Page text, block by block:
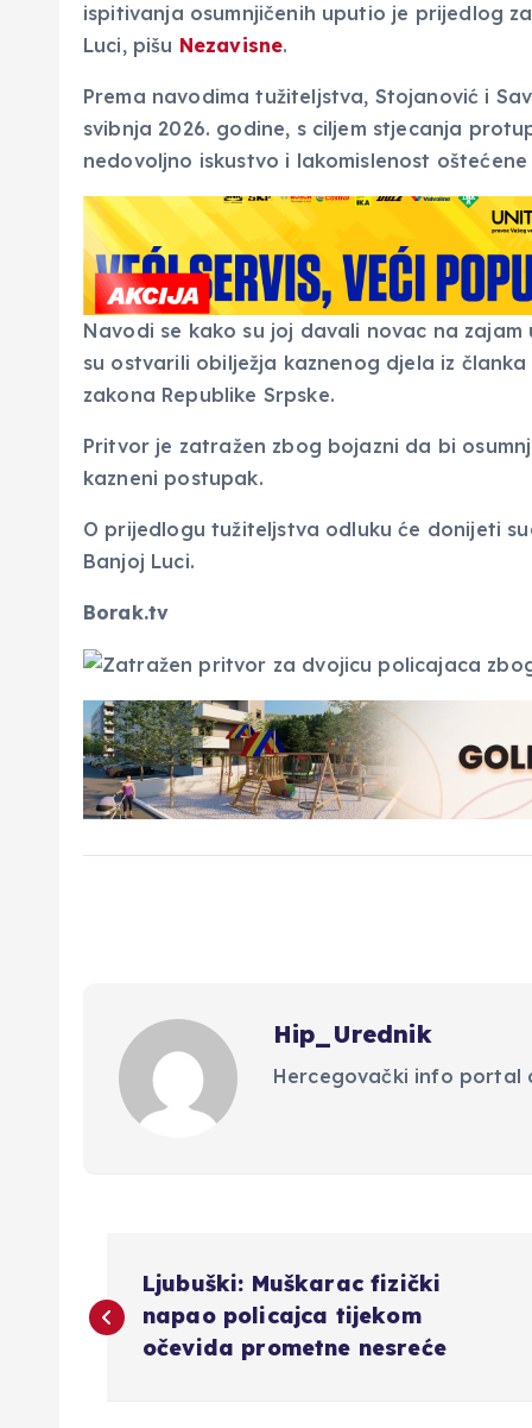
ispitivanja osumnjičenih uputio je prijedlog
Luci, pišu Nezavisne.
Prema navodima tužiteljstva, Stojanović i
svibnja 2026. godine, s ciljem stjecanja
nedovoljno iskustvo i lakomislenost oštećene
Navodi se kako su joj davali novac na
su ostvarili obilježja kaznenog djela iz
zakona Republike Srpske.
Pritvor je zatražen zbog bojazni da bi
kazneni postupak.
O prijedlogu tužiteljstva odluku će donijeti
Banjoj Luci.
Borak.tv
Hip_Urednik
Hercegovački info portal
a
Ljubuški: Muškarac fizički
napao policajca tijekom
očevida prometne nesreće